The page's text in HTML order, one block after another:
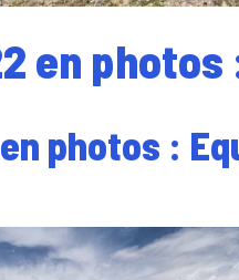
en photos
photos :